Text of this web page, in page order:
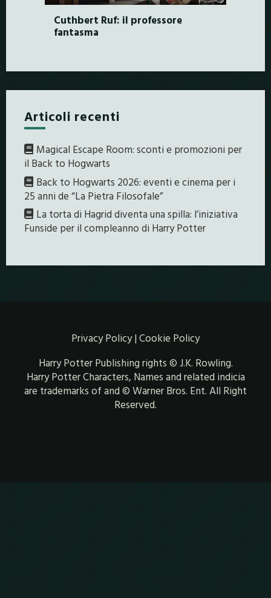
Cuthbert Ruf: il professore
fantasma
Articoli recenti
Magical Escape Room: sconti e promozioni per
il Back to Hogwarts
Back to Hogwarts 2026: eventi e cinema per i
25 anni de “La Pietra Filosofale”
La torta di Hagrid diventa una spilla: l’iniziativa
Funside per il compleanno di Harry Potter
Privacy Policy| Cookie Policy
Harry Potter Publishing rights © J.K. Rowling.
Harry Potter Characters, Names and related indicia
are trademarks of and © Warner Bros. Ent. All Right
Reserved.